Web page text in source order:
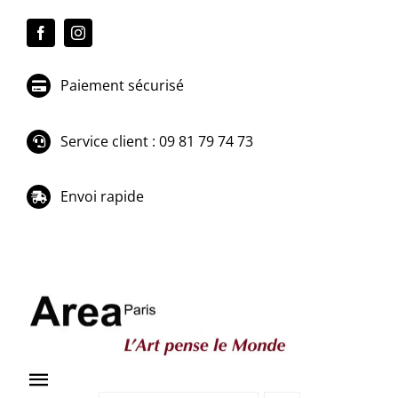
Paiement sécurisé
Service client : 09 81 79 74 73
Envoi rapide